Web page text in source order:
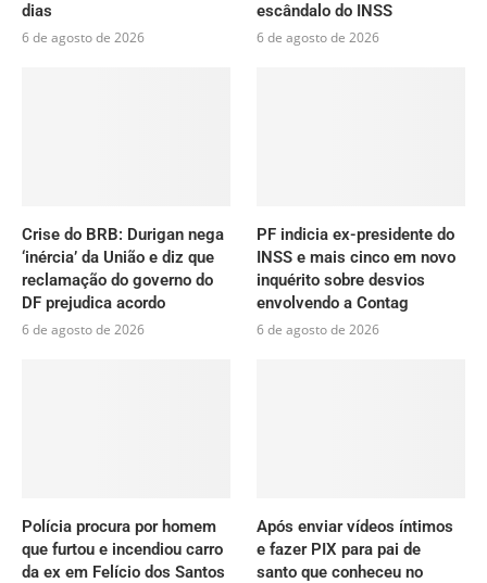
dias
6 de agosto de 2026
escândalo do INSS
6 de agosto de 2026
Crise do BRB: Durigan nega
‘inércia’ da União e diz que
reclamação do governo do
DF prejudica acordo
6 de agosto de 2026
PF indicia ex-presidente do
INSS e mais cinco em novo
inquérito sobre desvios
envolvendo a Contag
6 de agosto de 2026
Polícia procura por homem
que furtou e incendiou carro
da ex em Felício dos Santos
Após enviar vídeos íntimos
e fazer PIX para pai de
santo que conheceu no